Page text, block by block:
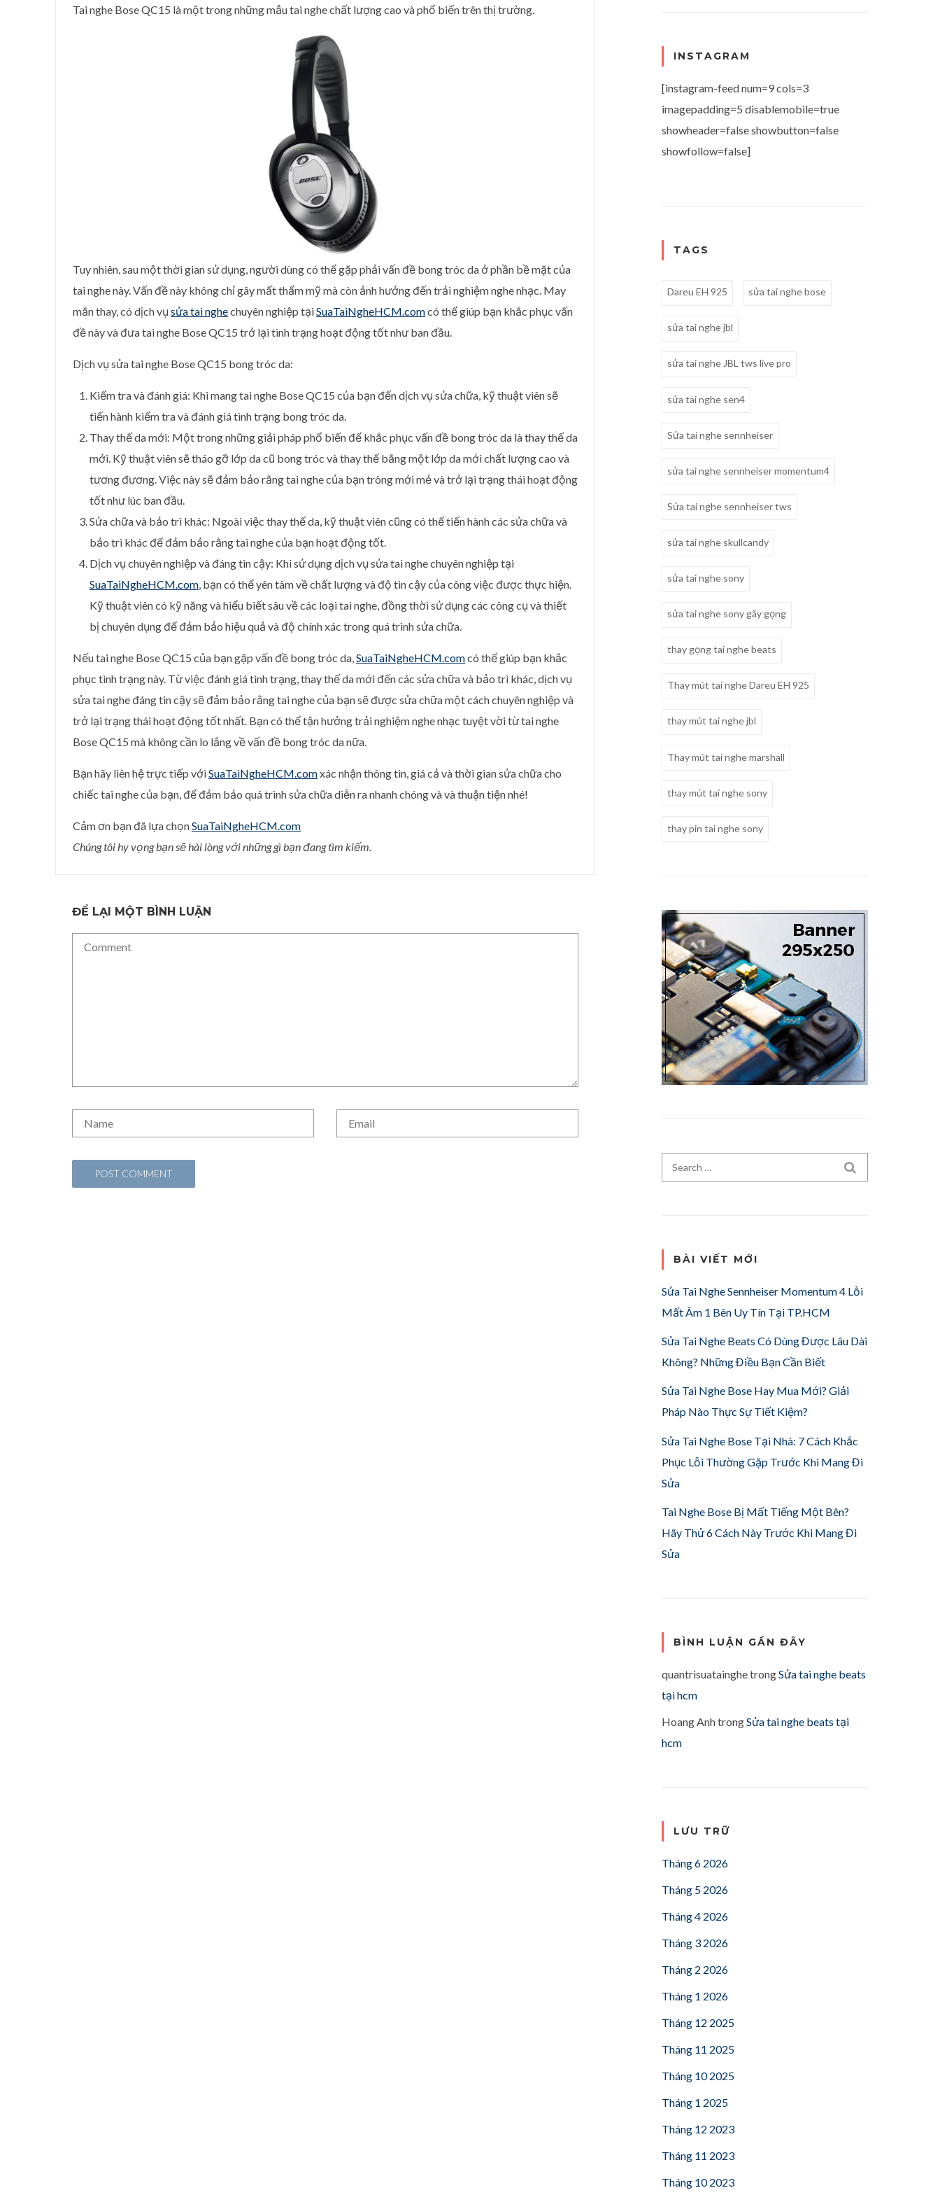
Tai nghe Bose QC15 là một trong những mẫu tai nghe chất lượng cao và phổ biến trên thị trường.
Tuy nhiên, sau một thời gian sử dụng, người dùng có thể gặp phải vấn đề bong tróc da ở phần bề mặt của
tai nghe này. Vấn đề này không chỉ gây mất thẩm mỹ mà còn ảnh hưởng đến trải nghiệm nghe nhạc. May
mắn thay, có dịch vụ sửa tai nghechuyên nghiệp tạiSuaTaiNgheHCM.comcó thể giúp bạn khắc phục vấn
đề này và đưa tai nghe Bose QC15 trở lại tình trạng hoạt động tốt như ban đầu.
Dịch vụ sửa tai nghe Bose QC15 bong tróc da:
Kiểm tra và đánh giá: Khi mang tai nghe Bose QC15 của bạn đến dịch vụ sửa chữa, kỹ thuật viên sẽ
tiến hành kiểm tra và đánh giá tình trạng bong tróc da.
Thay thế da mới: Một trong những giải pháp phổ biến để khắc phục vấn đề bong tróc da là thay thế da
mới. Kỹ thuật viên sẽ tháo gỡ lớp da cũ bong tróc và thay thế bằng một lớp da mới chất lượng cao và
tương đương. Việc này sẽ đảm bảo rằng tai nghe của bạn trông mới mẻ và trở lại trạng thái hoạt động
tốt như lúc ban đầu.
Sửa chữa và bảo trì khác: Ngoài việc thay thế da, kỹ thuật viên cũng có thể tiến hành các sửa chữa và
bảo trì khác để đảm bảo rằng tai nghe của bạn hoạt động tốt.
Dịch vụ chuyên nghiệp và đáng tin cậy: Khi sử dụng dịch vụ sửa tai nghe chuyên nghiệp tại
SuaTaiNgheHCM.com, bạn có thể yên tâm về chất lượng và độ tin cậy của công việc được thực hiện.
Kỹ thuật viên có kỹ năng và hiểu biết sâu về các loại tai nghe, đồng thời sử dụng các công cụ và thiết
bị chuyên dụng để đảm bảo hiệu quả và độ chính xác trong quá trình sửa chữa.
Nếu tai nghe Bose QC15 của bạn gặp vấn đề bong tróc da,SuaTaiNgheHCM.comcó thể giúp bạn khắc
phục tình trạng này. Từ việc đánh giá tình trạng, thay thế da mới đến các sửa chữa và bảo trì khác, dịch vụ
sửa tai nghe đáng tin cậy sẽ đảm bảo rằng tai nghe của bạn sẽ được sửa chữa một cách chuyên nghiệp và
trở lại trạng thái hoạt động tốt nhất. Bạn có thể tận hưởng trải nghiệm nghe nhạc tuyệt vời từ tai nghe
Bose QC15 mà không cần lo lắng về vấn đề bong tróc da nữa.
Bạn hãy liên hệ trực tiếp vớiSuaTaiNgheHCM.comxác nhận thông tin, giá cả và thời gian sửa chữa cho
chiếc tai nghe của bạn, để đảm bảo quá trình sửa chữa diễn ra nhanh chóng và và thuận tiện nhé!
Cảm ơn bạn đã lựa chọnSuaTaiNgheHCM.com
Chúng tôi hy vọng bạn sẽ hài lòng với những gì bạn đang tìm kiếm.
ĐỂ LẠI MỘT BÌNH LUẬN
INSTAGRAM
[instagram-feed num=9 cols=3
imagepadding=5 disablemobile=true
showheader=false showbutton=false
showfollow=false]
TAGS
Dareu EH 925 sửa tai nghe bose
sửa tai nghe jbl
sửa tai nghe JBL tws live pro
sửa tai nghe sen4
Sửa tai nghe sennheiser
sửa tai nghe sennheiser momentum4
Sửa tai nghe sennheiser tws
sửa tai nghe skullcandy
sửa tai nghe sony
sửa tai nghe sony gãy gọng
thay gọng tai nghe beats
Thay mút tai nghe Dareu EH 925
thay mút tai nghe jbl
Thay mút tai nghe marshall
thay mút tai nghe sony
thay pin tai nghe sony
Search for:
BÀI VIẾT MỚI
Sửa Tai Nghe Sennheiser Momentum 4 Lỗi
Mất Âm 1 Bên Uy Tín Tại TP.HCM
Sửa Tai Nghe Beats Có Dùng Được Lâu Dài
Không? Những Điều Bạn Cần Biết
Sửa Tai Nghe Bose Hay Mua Mới? Giải
Pháp Nào Thực Sự Tiết Kiệm?
Sửa Tai Nghe Bose Tại Nhà: 7 Cách Khắc
Phục Lỗi Thường Gặp Trước Khi Mang Đi
Sửa
Tai Nghe Bose Bị Mất Tiếng Một Bên?
Hãy Thử 6 Cách Này Trước Khi Mang Đi
Sửa
BÌNH LUẬN GẦN ĐÂY
quantrisuatainghetrongSửa tai nghe beats
tại hcm
Hoang AnhtrongSửa tai nghe beats tại
hcm
LƯU TRỮ
Tháng 6 2026
Tháng 5 2026
Tháng 4 2026
Tháng 3 2026
Tháng 2 2026
Tháng 1 2026
Tháng 12 2025
Tháng 11 2025
Tháng 10 2025
Tháng 1 2025
Tháng 12 2023
Tháng 11 2023
Tháng 10 2023